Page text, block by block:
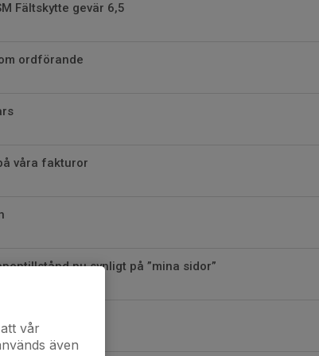
Fältskytte gevär 6,5
ordförande
våra fakturor
nu synligt på ”mina sidor”
vår
även